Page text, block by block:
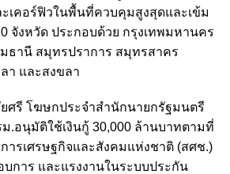
เคอร์ฟิวในพื้นที่ควบคุมสูงสุดและเข้ม
จังหวัด ประกอบด้วย กรุงเทพมหานคร
ธานี สมุทรปราการ สมุทรสาคร
า และสงขลา
ศรี โฆษกประจำสำนักนายกรัฐมนตรี
.อนุมัติใช้เงินกู้ 30,000 ล้านบาทตามที่
รเศรษฐกิจและสังคมแห่งชาติ (สศช.)
บการ และแรงงานในระบบประกัน